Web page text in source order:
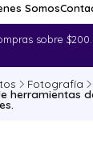
Somos
sobre
Fotografía
herramientas